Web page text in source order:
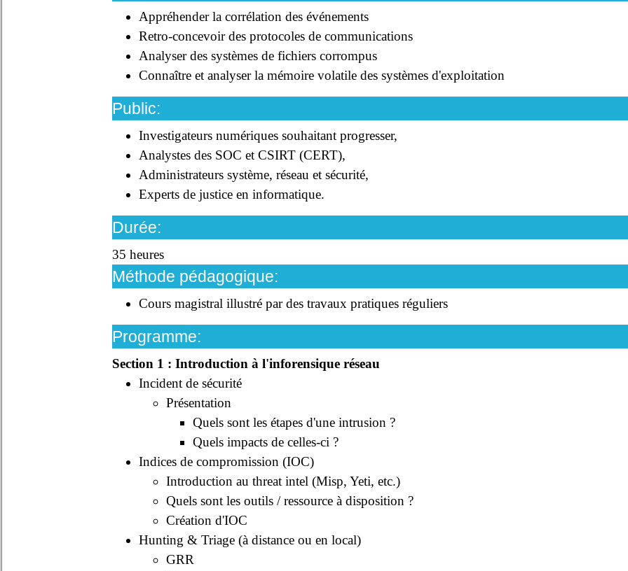
Appréhender la corrélation des événements
Retro-concevoir des protocoles de communications
Analyser des systèmes de fichiers corrompus
Connaître et analyser la mémoire volatile des systèmes d'exploitation
Public:
Investigateurs numériques souhaitant progresser,
Analystes des SOC et CSIRT (CERT),
Administrateurs système, réseau et sécurité,
Experts de justice en informatique.
Durée:
35 heures
Méthode pédagogique:
Cours magistral illustré par des travaux pratiques réguliers
Programme:
Section 1 : Introduction à l'inforensique réseau
Incident de sécurité
Présentation
Quels sont les étapes d'une intrusion ?
Quels impacts de celles-ci ?
Indices de compromission (IOC)
Introduction au threat intel (Misp, Yeti, etc.)
Quels sont les outils / ressource à disposition ?
Création d'IOC
Hunting & Triage (à distance ou en local)
GRR